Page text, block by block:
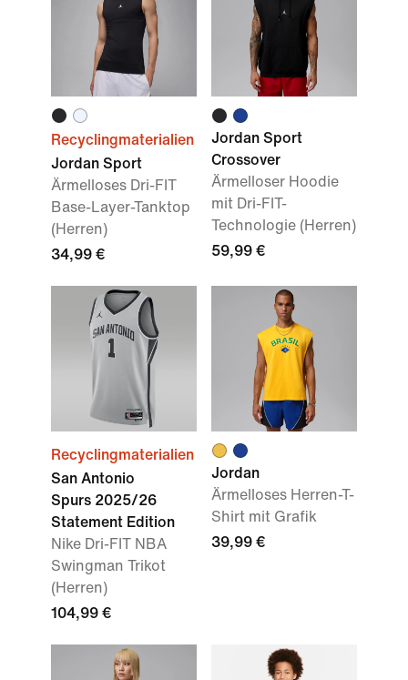
Recyclingmaterialien
Jordan Sport
Ärmelloses Dri-FIT
Base-Layer-Tanktop
(Herren)
34,99 €
Jordan Sport
Crossover
Ärmelloser Hoodie
mit Dri-FIT-
Technologie (Herren)
59,99 €
Recyclingmaterialien
San Antonio
Spurs 2025/26
Statement Edition
Nike Dri-FIT NBA
Swingman Trikot
(Herren)
104,99 €
Jordan
Ärmelloses Herren-T-
Shirt mit Grafik
39,99 €